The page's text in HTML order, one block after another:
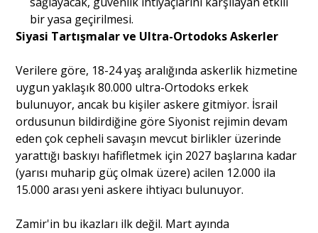
bir yasa geçirilmesi.
Siyasi Tartışmalar ve Ultra-Ortodoks Askerler
Verilere göre, 18-24 yaş aralığında askerlik hizmetine
uygun yaklaşık 80.000 ultra-Ortodoks erkek
bulunuyor, ancak bu kişiler askere gitmiyor. İsrail
ordusunun bildirdiğine göre Siyonist rejimin devam
eden çok cepheli savaşın mevcut birlikler üzerinde
yarattığı baskıyı hafifletmek için 2027 başlarına kadar
(yarısı muharip güç olmak üzere) acilen 12.000 ila
15.000 arası yeni askere ihtiyacı bulunuyor.
Zamir'in bu ikazları ilk değil. Mart ayında